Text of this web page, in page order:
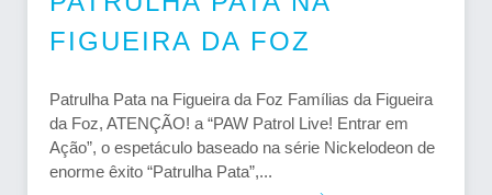
FIGUEIRA DA FOZ
Patrulha Pata na Figueira da Foz Famílias da Figueira
da Foz, ATENÇÃO! a “PAW Patrol Live! Entrar em
Ação”, o espetáculo baseado na série Nickelodeon de
enorme êxito “Patrulha Pata”,...